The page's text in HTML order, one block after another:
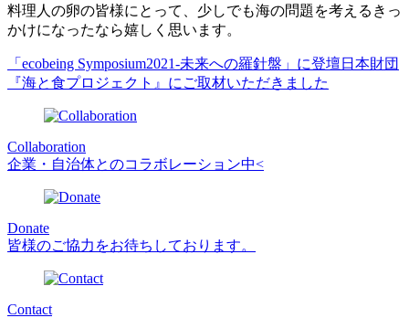
料理人の卵の皆様にとって、少しでも海の問題を考えるきっ
かけになったなら嬉しく思います。
「ecobeing Symposium2021-未来への羅針盤」に登壇 日本財団
『海と食プロジェクト』にご取材いただきました
Collaboration
企業・自治体とのコラボレーション中<
Donate
皆様のご協力をお待ちしております。
Contact